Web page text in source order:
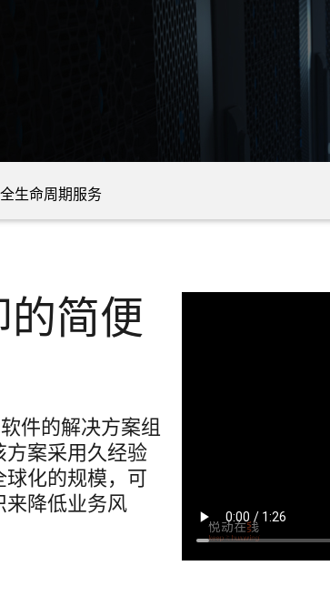
生命周期服务
的简便
件的解决方案组
方案采用久经验
化的规模，可
来降低业务风